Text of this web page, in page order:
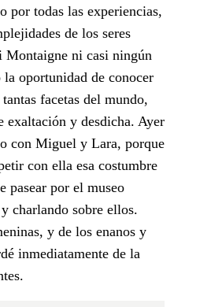
por todas las experiencias,
de los seres
Montaigne ni casi ningún
oportunidad de conocer
facetas del mundo,
exaltación y desdicha. Ayer
con Miguel y Lara, porque
con ella esa costumbre
pasear por el museo
charlando sobre ellos.
y de los enanos y
inmediatamente de la